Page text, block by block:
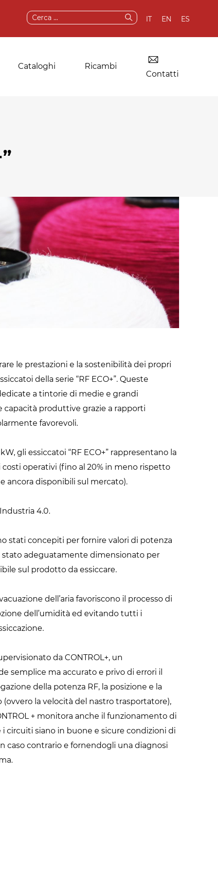
Ricerca
IT EN ES
della
Radiofrequenza
Test e demo
Cataloghi
Ricambi
Contatti
le prestazioni e la sostenibilità dei propri
della serie “RF ECO+”. Queste
a tintorie di medie e grandi
capacità produttive grazie a rapporti
favorevoli.
gli essiccatoi “RF ECO+” rappresentano la
operativi (fino al 20% in meno rispetto
ancora disponibili sul mercato).
4.0.
stati concepiti per fornire valori di potenza
stato adeguatamente dimensionato per
sul prodotto da essiccare.
dell’aria favoriscono il processo di
dell’umidità ed evitando tutti i
da CONTROL+, un
semplice ma accurato e privo di errori il
della potenza RF, la posizione e la
la velocità del nastro trasportatore),
+ monitora anche il funzionamento di
siano in buone e sicure condizioni di
caso contrario e fornendogli una diagnosi